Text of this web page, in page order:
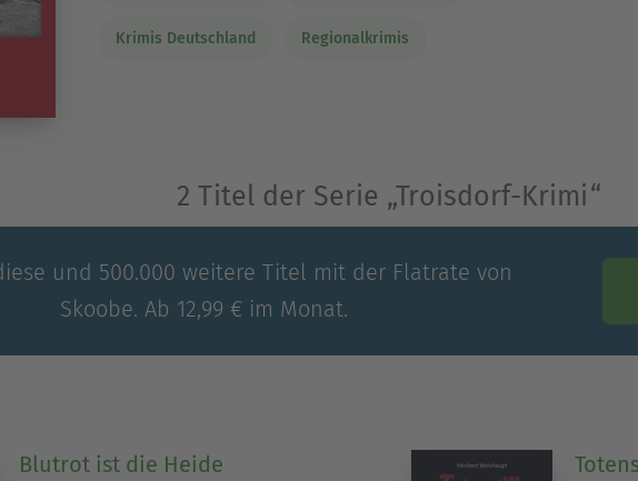
Krimis Deutschland Regionalkrimis
2 Titel der Serie „Troisdorf-Krimi“
und 500.000 weitere Titel mit der Flatrate von
Skoobe. Ab 12,99 € im Monat.
Blutrot ist die Heide